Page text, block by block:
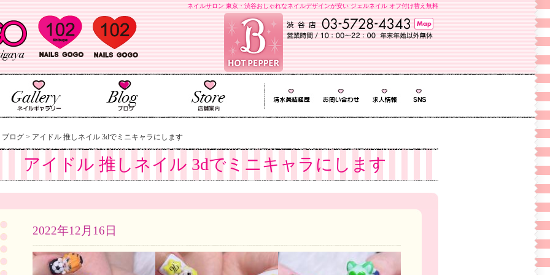
ネイルサロン 東京・渋谷おしゃれなネイルデザインが安い ジェルネイル オフ付け替え無料
ブログ > アイドル 推しネイル 3dでミニキャラにします
アイドル 推しネイル 3dでミニキャラにします
2022年12月16日